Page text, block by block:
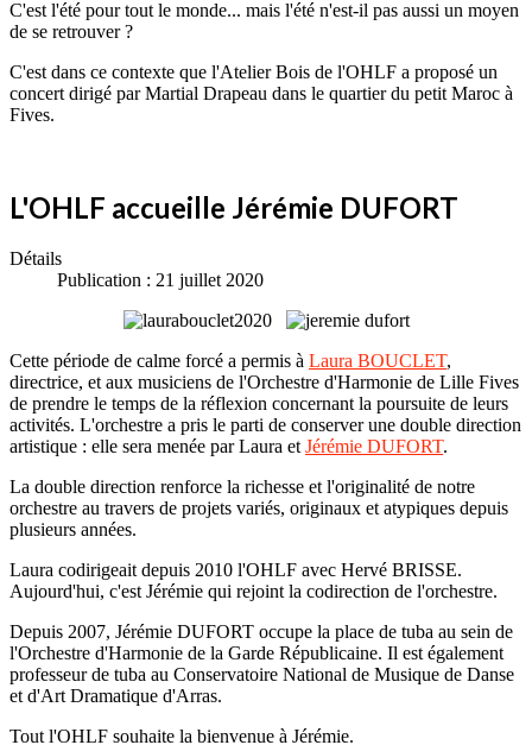
C'est l'été pour tout le monde... mais l'été n'est-il pas aussi un moyen
de se retrouver ?
C'est dans ce contexte que l'Atelier Bois de l'OHLF a proposé un
concert dirigé par Martial Drapeau dans le quartier du petit Maroc à
Fives.
L'OHLF accueille Jérémie DUFORT
Détails
Publication : 21 juillet 2020
Cette période de calme forcé a permis à Laura BOUCLET,
directrice, et aux musiciens de l'Orchestre d'Harmonie de Lille Fives
de prendre le temps de la réflexion concernant la poursuite de leurs
activités. L'orchestre a pris le parti de conserver une double direction
artistique : elle sera menée par Laura et Jérémie DUFORT.
La double direction renforce la richesse et l'originalité de notre
orchestre au travers de projets variés, originaux et atypiques depuis
plusieurs années.
Laura codirigeait depuis 2010 l'OHLF avec Hervé BRISSE.
Aujourd'hui, c'est Jérémie qui rejoint la codirection de l'orchestre.
Depuis 2007, Jérémie DUFORT occupe la place de tuba au sein de
l'Orchestre d'Harmonie de la Garde Républicaine. Il est également
professeur de tuba au Conservatoire National de Musique de Danse
et d'Art Dramatique d'Arras.
Tout l'OHLF souhaite la bienvenue à Jérémie.